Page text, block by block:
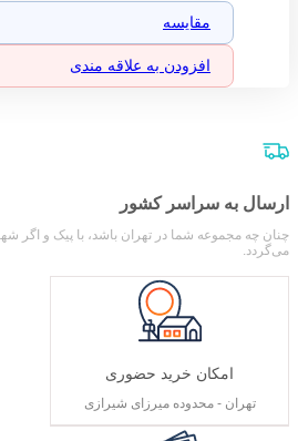
مقایسه
افزودن به علاقه مندی
ارسال به سراسر کشور
چنان چه مجموعه شما در تهران باشد، با پیک و اگر
می‌گردد.
امکان خرید حضوری
تهران - محدوده میرزای شیرازی